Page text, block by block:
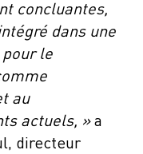
concluantes,
dans une
pour le
au
actuels, » a
directeur